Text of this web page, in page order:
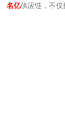
名亿供应链，不